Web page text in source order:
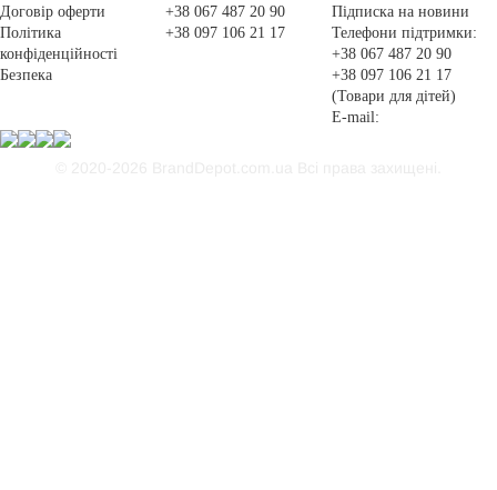
Договір оферти
Політика
конфіденційності
Безпека
+38 067 487 20 90
+38 097 106 21 17
Підписка на новини
Телефони підтримки:
+38 067 487 20 90
+38 097 106 21 17
(Товари для дітей)
E-mail: